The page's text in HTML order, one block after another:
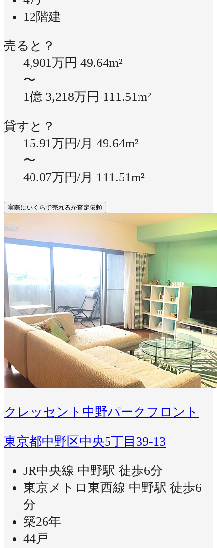
12階建
売ると？
4,901万円 49.64m²
〜
1億 3,218万円 111.51m²
貸すと？
15.91万円/月 49.64m²
〜
40.07万円/月 111.51m²
実際にいくらで売れるか査定依頼
クレッセント中野パークフロント
東京都中野区中央5丁目39-13
JR中央線 中野駅 徒歩6分
東京メトロ東西線 中野駅 徒歩6
分
築26年
44戸